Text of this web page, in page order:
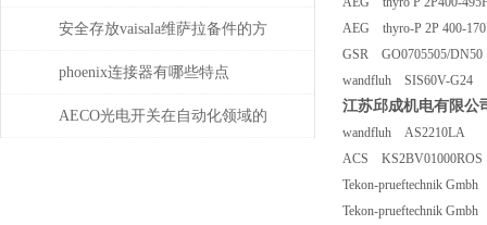
重要性
安全存放vaisala维萨拉备件的方
法，赶紧收藏！
phoenix连接器有哪些特点
AECO光电开关在自动化领域的
AEG thyro-P 2P 400-
GSR GO0705505/DN50
wandfluh SIS60V-G24
江苏邱成机电有限公
wandfluh AS2210LA
ACS KS2BV01000ROS
Tekon-prueftechnik
Tekon-prueftechnik